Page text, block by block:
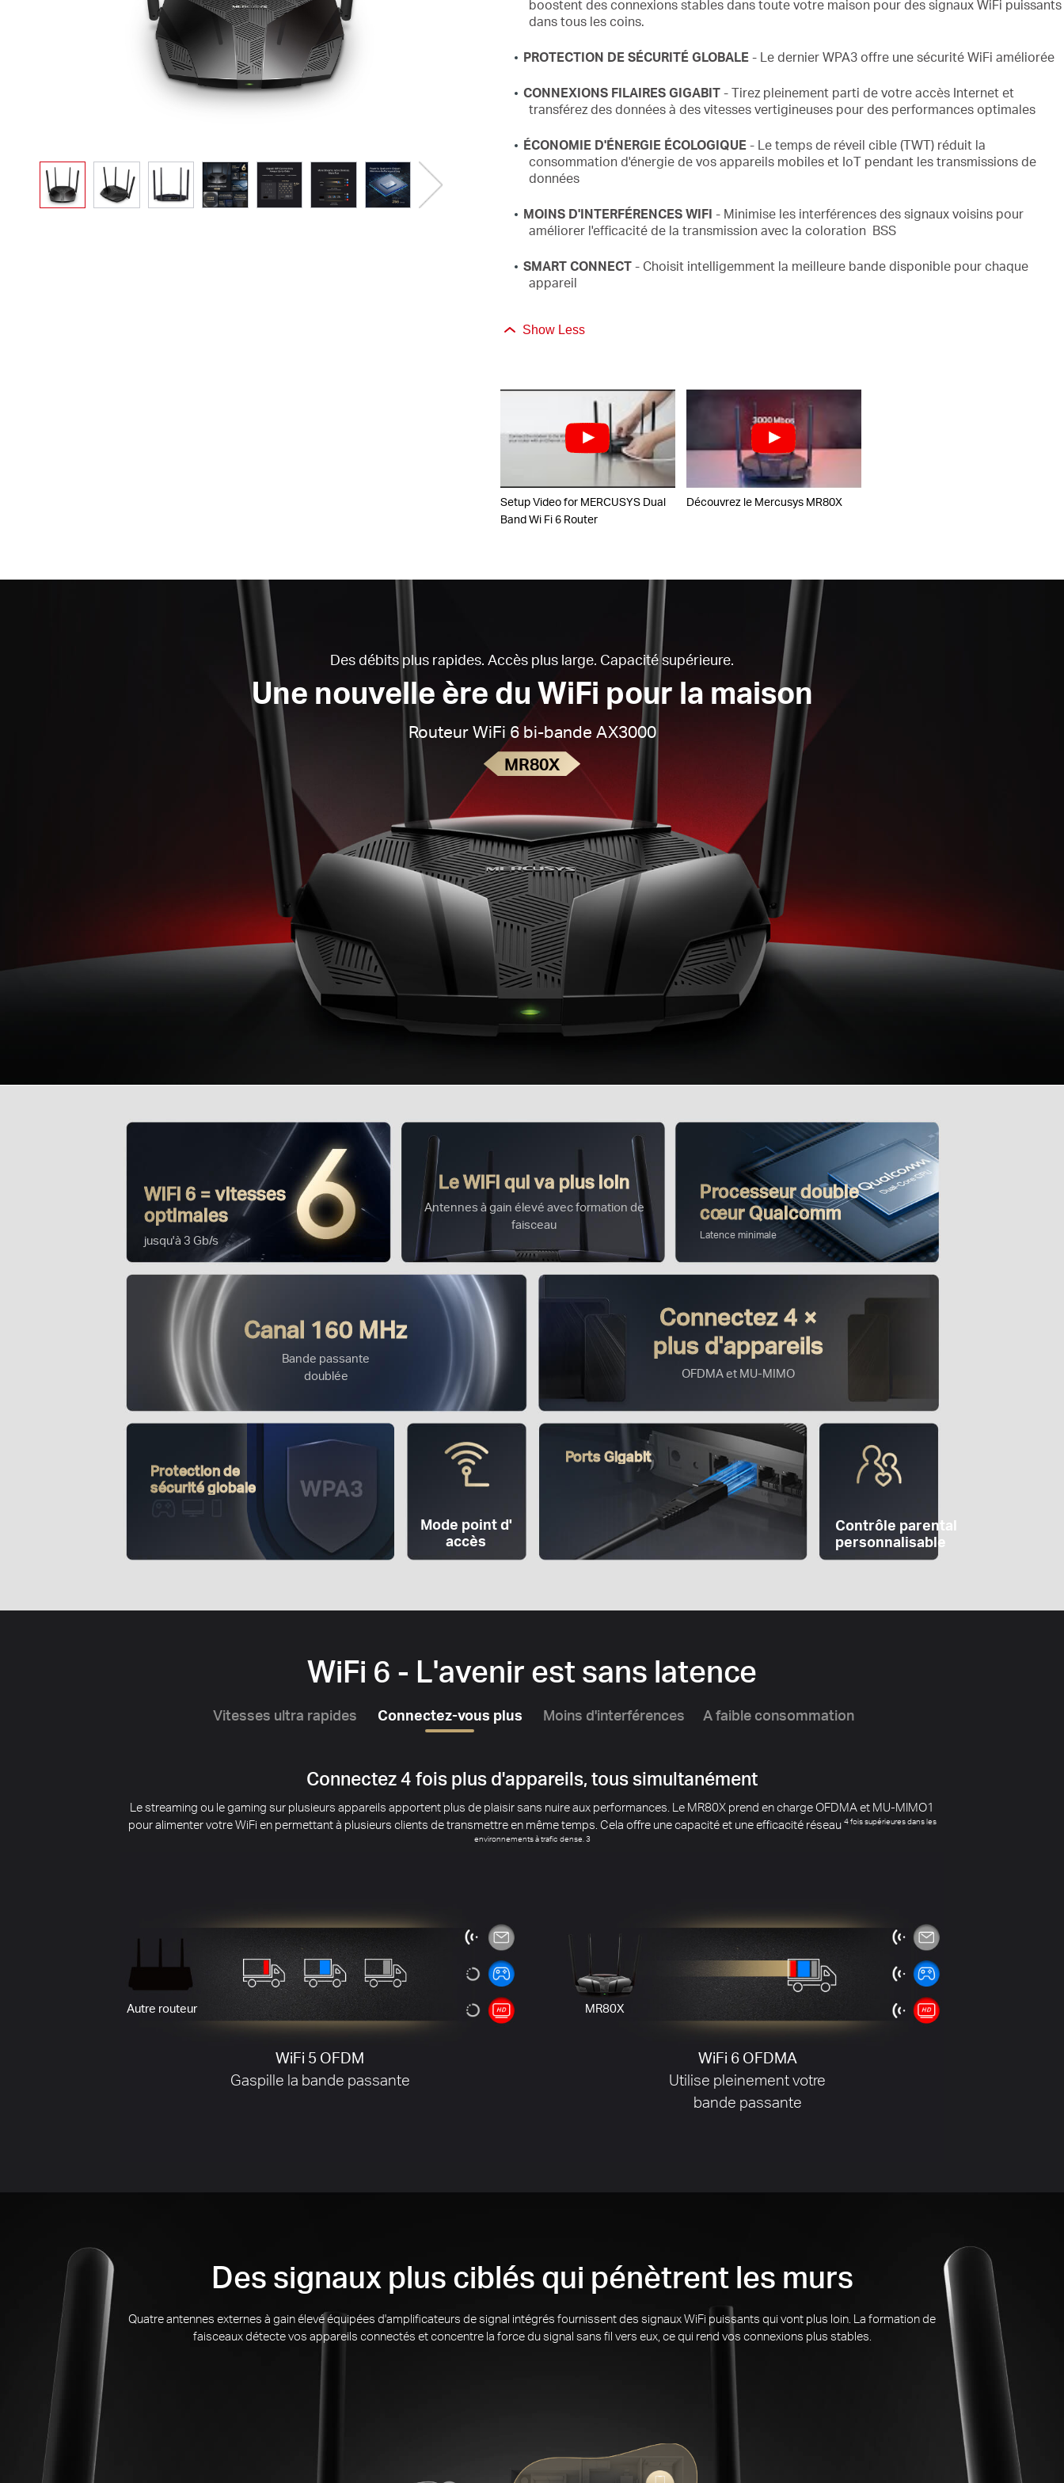
boostent des connexions stables dans toute votre maison pour dessignaux WiFi puissants
dans tous les coins.
PROTECTION DE SÉCURITÉ GLOBALE- Le dernier WPA3 offre unesécuritéWiFi améliorée
CONNEXIONS FILAIRES GIGABIT- Tirez pleinement parti de votre accès Internet et
transférez des données à des vitesses vertigineuses pour des performances optimales
ÉCONOMIE D'ÉNERGIE ÉCOLOGIQUE- Le temps de réveil cible (TWT) réduit la
consommation d'énergie de vos appareils mobiles et IoT pendant les transmissions de
données
MOINS D'INTERFÉRENCES WIFI - Minimise les interférences des signaux voisins pour
améliorer l'efficacité de la transmission avec la coloration BSS
SMART CONNECT- Choisit intelligemment la meilleure bande disponible pour chaque
appareil
Show Less
Setup Video for MERCUSYS Dual
Band Wi Fi 6 Router
Découvrez le Mercusys MR80X
Des débits plus rapides. Accès plus large. Capacité supérieure.
Une nouvelle ère du WiFi pour la maison
Routeur WiFi 6 bi-bande AX3000
MR80X
WiFi 6 = vitesses
optimales
jusqu'à 3 Gb/s
Le WiFi qui va plus loin
Antennes à gain élevé avec formation de
faisceau
Processeur double
cœurQualcomm
Latence minimale
Canal 160 MHz
Bande passante
doublée
Connectez 4 ×
plus d'appareils
OFDMA et MU-MIMO
Protectionde
sécurité globale
Mode point d'
accès
Ports Gigabit
Contrôle parental
personnalisable
WiFi 6 - L'avenir est sans latence
Vitesses ultra rapides Connectez-vous plus Moins d'interférences A faible consommation
Réduisez les interférences du Wi-Fi de vos voisins
Les interférences des réseaux sans fil à proximité peuvent causer des problèmes avec votre signal, en particulier lorsque vous vivez dans un appartement ou
à proximité de vos voisins.Le MR80X prend en charge BSS Color pour marquer les trames de données de différents points d'accès.Cela aide à minimiser les
interférences de signal de vos voisins pour améliorer l'efficacité de la transmission.
BSS Color fonctionne avec
Sans BSS Color
Plus d'interférences de signal
Des signaux plus ciblés qui pénètrent les murs
Quatre antennes externes à gainélevé équipées d'amplificateurs de signal intégrés fournissent des signaux WiFi puissants qui vont plus loin. La formation de
faisceaux détecte vos appareils connectés et concentre la force du signal sans fil vers eux, ce qui rend vos connexions plus stables.